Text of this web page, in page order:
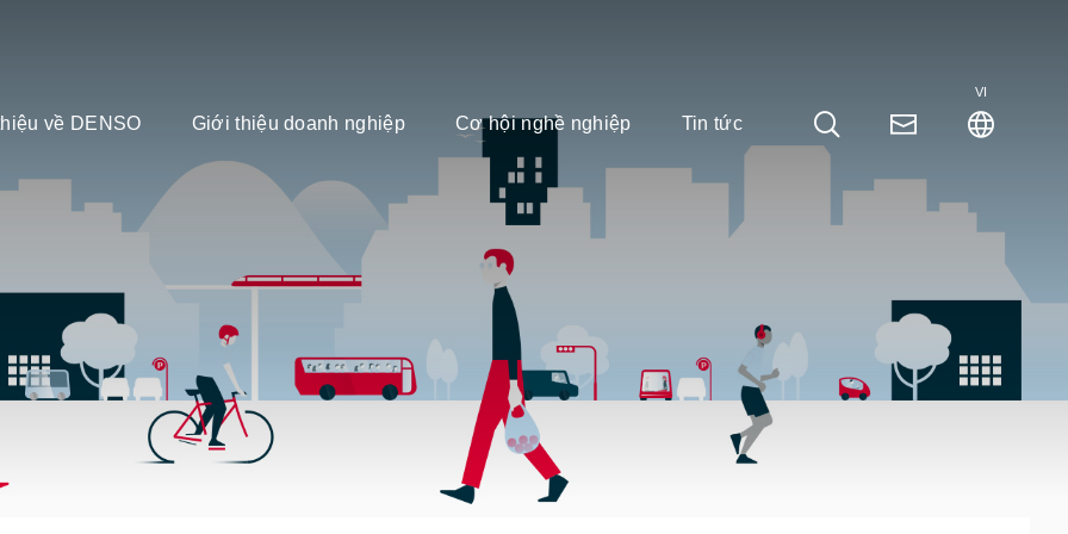
về DENSO Giới thiệu doanh nghiệp Cơ hội nghề nghiệp Tin tức
VI